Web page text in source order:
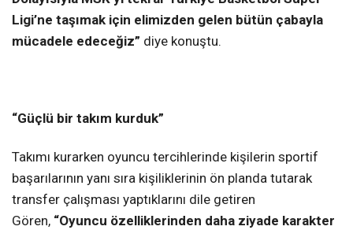
Ligi’ne taşımak için elimizden gelen bütün çabayla
mücadele edeceğiz” diye konuştu.
“Güçlü bir takım kurduk”
Takımı kurarken oyuncu tercihlerinde kişilerin sportif
başarılarının yanı sıra kişiliklerinin ön planda tutarak
transfer çalışması yaptıklarını dile getiren
Gören, “Oyuncu özelliklerinden daha ziyade karakter